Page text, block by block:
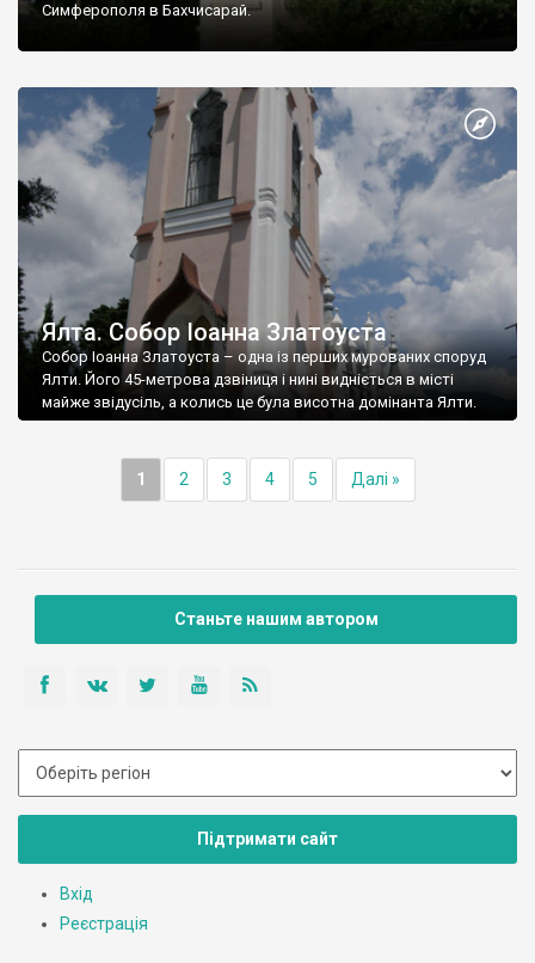
Симферополя в Бахчисарай.
Ялта. Собор Іоанна Златоуста
Собор Іоанна Златоуста – одна із перших мурованих споруд
Ялти. Його 45-метрова дзвіниця і нині видніється в місті
майже звідусіль, а колись це була висотна домінанта Ялти.
1 2 3 4 5 Далі »
Станьте нашим автором
Підтримати сайт
Вхід
Реєстрація